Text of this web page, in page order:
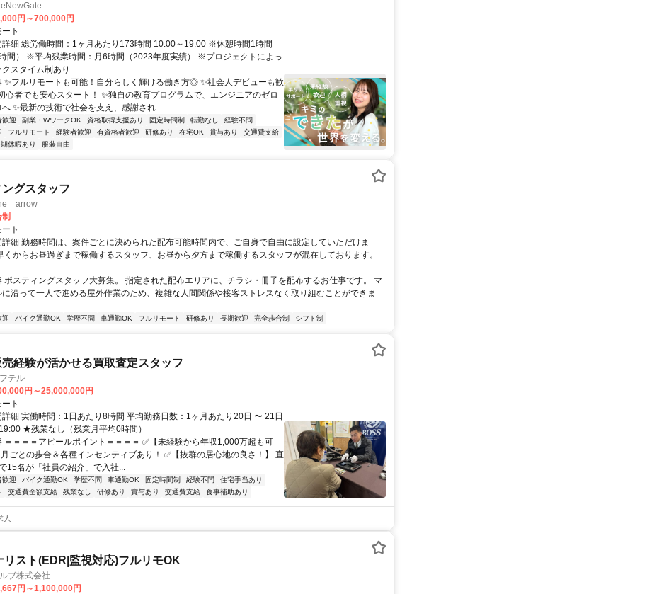
円～700,000円
ト
詳細 総労働時間：1ヶ月あたり173時間 10:00～19:00 ※休憩時間1時間
時間） ※平均残業時間：月6時間（2023年度実績） ※プロジェクトによっ
スタイム制あり
✨フルリモートも可能！自分らしく輝ける働き方◎ ✨社会人デビューも歓
心者でも安心スタート！ ✨独自の教育プログラムで、エンジニアのゼロ
✨最新の技術で社会を支え、感謝され...
歓迎 副業・WワークOK 資格取得支援あり 固定時間制 転勤なし
経験不問
フルリモート 経験者歓迎 有資格者歓迎 研修あり 在宅OK 賞与あり
交通費支給
休暇あり 服装自由
グスタッフ
arrow
ト
細 勤務時間は、案件ごとに決められた配布可能時間内で、ご自身で自由に設定していただけま
くからお昼過ぎまで稼働するスタッフ、お昼から夕方まで稼働するスタッフが混在しております。
ポスティングスタッフ大募集。 指定された配布エリアに、チラシ・冊子を配布するお仕事です。 マ
に沿って一人で進める屋外作業のため、複雑な人間関係や接客ストレスなく取り組むことができま
迎 バイク通勤OK 学歴不問 車通勤OK フルリモート 研修あり 長期歓迎 完全歩合制 シフト制
経験が活かせる買取査定スタッフ
テル
円～25,000,000円
ト
細 実働時間：1日あたり8時間 平均勤務日数：1ヶ月あたり20日 〜 21日
★残業なし（残業月平均0時間）
＝＝＝＝アピールポイント＝＝＝＝ ✅【未経験から年収1,000万超も可
ごとの歩合＆各種インセンティブあり！ ✅【抜群の居心地の良さ！】 直
15名が「社員の紹介」で入社...
歓迎 バイク通勤OK 学歴不問 車通勤OK 固定時間制 経験不問
住宅手当あり
交通費全額支給 残業なし 研修あり 賞与あり 交通費支給 食事補助あり
人
リスト(EDR|監視対応)フルリモOK
ブ株式会社
円～1,100,000円